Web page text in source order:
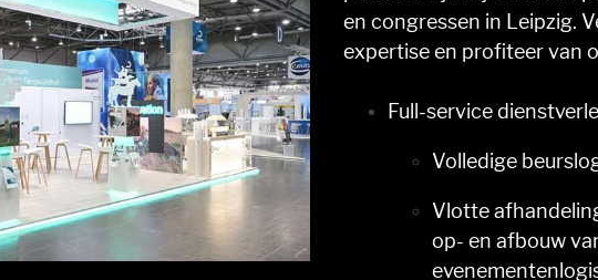
en congressen in Leipzig.
expertise en profiteer van
Full-service
Volledige
V lotte
op- en afbouw